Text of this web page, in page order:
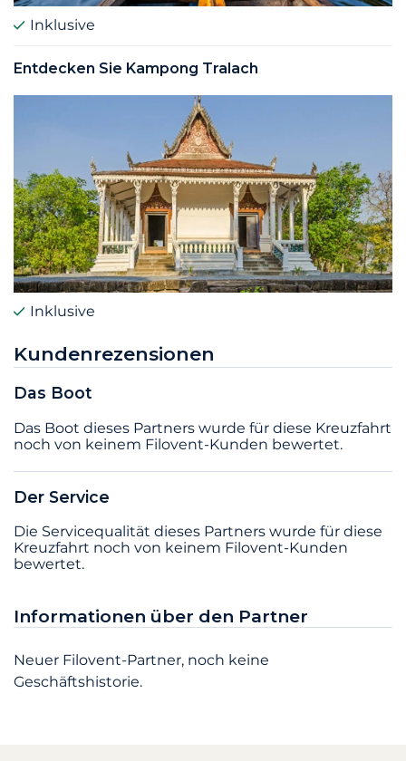
Inklusive
Entdecken Sie Kampong Tralach
Inklusive
Kundenrezensionen
Das Boot
Das Boot dieses Partners wurde für diese Kreuzfahrt
noch von keinem Filovent-Kunden bewertet.
Der Service
Die Servicequalität dieses Partners wurde für diese
Kreuzfahrt noch von keinem Filovent-Kunden
bewertet.
Informationen über den Partner
Neuer Filovent-Partner, noch keine
Geschäftshistorie.